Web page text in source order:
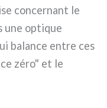
con­cer­nant le
une opti­que
balan­ce entre ces
zéro" et le